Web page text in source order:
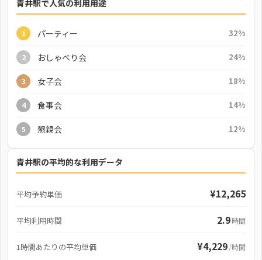
青井駅で人気の利用用途
1 パーティー 32%
2 おしゃべり会 24%
3 女子会 18%
4 食事会 14%
5 懇親会 12%
青井駅の平均的な利用データ
平均予約単価 ¥12,265
平均利用時間 2.9時間
1時間あたりの平均単価 ¥4,229/時間